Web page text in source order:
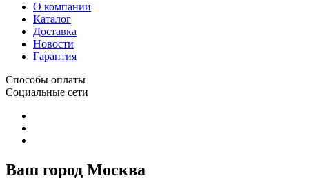
О компании
Каталог
Доставка
Новости
Гарантия
Способы оплаты
Социальные сети
Ваш город Москва